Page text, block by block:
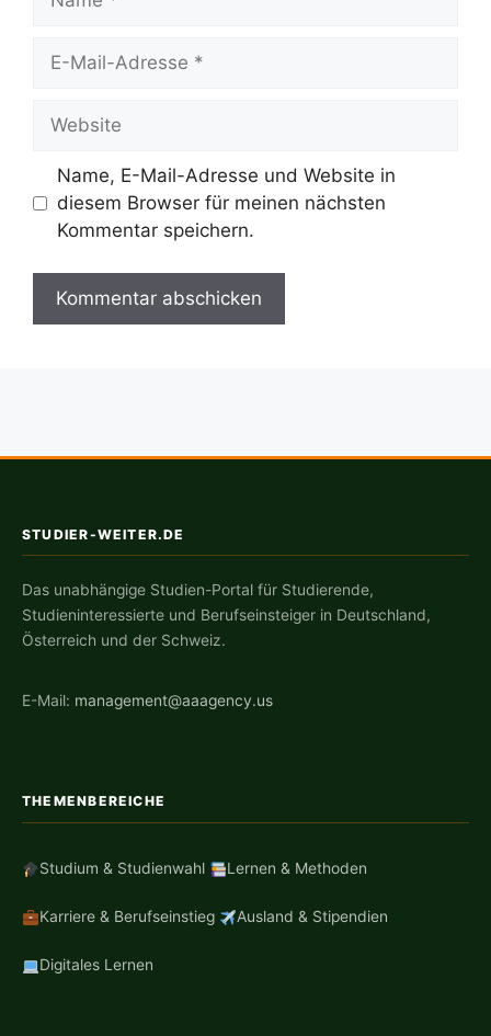
Website
Name, E-Mail-Adresse und Website in
diesem Browser für meinen nächsten
Kommentar speichern.
STUDIER-WEITER.DE
Das unabhängige Studien-Portal für Studierende,
Studieninteressierte und Berufseinsteiger in Deutschland,
Österreich und der Schweiz.
E-Mail: management@aaagency.us
THEMENBEREICHE
Studium & Studienwahl Lernen & Methoden
Karriere & Berufseinstieg Ausland & Stipendien
Digitales Lernen